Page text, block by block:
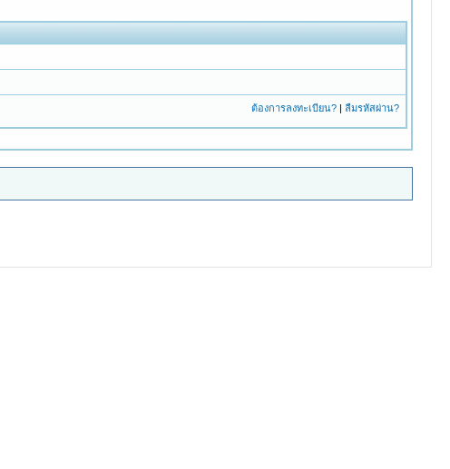
ต้องการลงทะเบียน?| ลืมรหัสผ่าน?